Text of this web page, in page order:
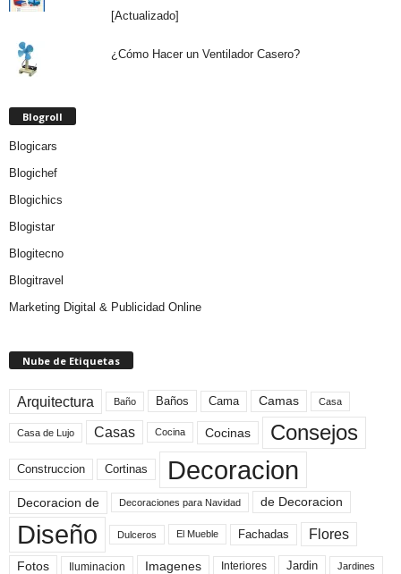
[Actualizado]
¿Cómo Hacer un Ventilador Casero?
Blogroll
Blogicars
Blogichef
Blogichics
Blogistar
Blogitecno
Blogitravel
Marketing Digital & Publicidad Online
Nube de Etiquetas
Arquitectura Baño Baños Cama Camas Casa
Casa de Lujo Casas Cocina Cocinas Consejos
Construccion Cortinas Decoracion
Decoracion de Decoraciones para Navidad de Decoracion
Diseño Dulceros El Mueble Fachadas Flores
Fotos Iluminacion Imagenes Interiores Jardin Jardines